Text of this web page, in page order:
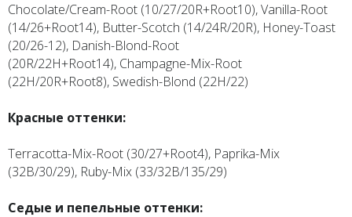
Chocolate/Cream-Root (10/27/20R+Root10), Vanilla-Root
(14/26+Root14), Butter-Scotch (14/24R/20R), Honey-Toast
(20/26-12), Danish-Blond-Root
(20R/22H+Root14), Champagne-Mix-Root
(22H/20R+Root8), Swedish-Blond (22H/22)
Красные оттенки:
Terracotta-Mix-Root (30/27+Root4), Paprika-Mix
(32B/30/29), Ruby-Mix (33/32B/135/29)
Седые и пепельные оттенки: